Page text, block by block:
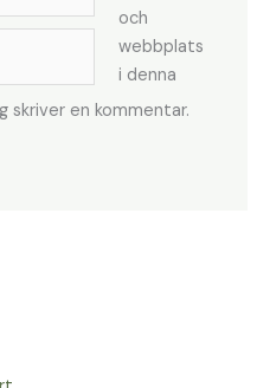
och
webbplats
i denna
skriver en kommentar.